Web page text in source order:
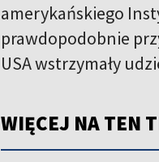
amerykańskiego
prawdopodobnie
USA wstrzymały
WIĘCEJ NA TEN